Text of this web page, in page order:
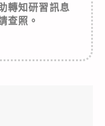
轉知研習訊息
查照。